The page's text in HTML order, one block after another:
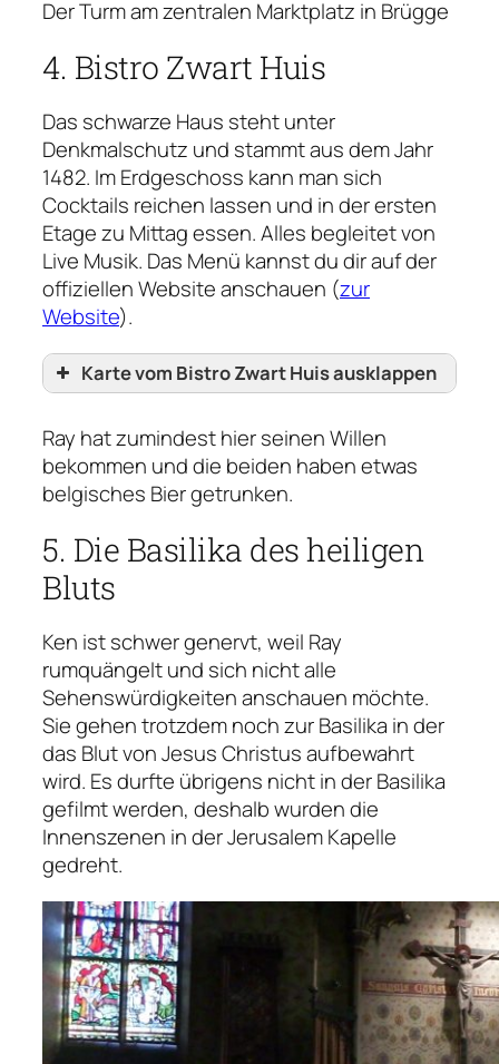
Der Turm am zentralen Marktplatz in Brügge
4. Bistro Zwart Huis
Das schwarze Haus steht unter
Denkmalschutz und stammt aus dem Jahr
1482. Im Erdgeschoss kann man sich
Cocktails reichen lassen und in der ersten
Etage zu Mittag essen. Alles begleitet von
Live Musik. Das Menü kannst du dir auf der
offiziellen Website anschauen (zur
Website).
Karte vom Bistro Zwart Huis ausklappen
Bistro Zwart Huis Brügge
Scanne den Qr Code oder klicke ihn an,
um direkt die Location vom Bistro Zwart
Huis bei Google Maps angezeigt zu
bekommen.
Ray hat zumindest hier seinen Willen
bekommen und die beiden haben etwas
belgisches Bier getrunken.
5. Die Basilika des heiligen
Bluts
Ken ist schwer genervt, weil Ray
rumquängelt und sich nicht alle
Sehenswürdigkeiten anschauen möchte.
Sie gehen trotzdem noch zur Basilika in der
das Blut von Jesus Christus aufbewahrt
wird. Es durfte übrigens nicht in der Basilika
gefilmt werden, deshalb wurden die
Innenszenen in der Jerusalem Kapelle
gedreht.